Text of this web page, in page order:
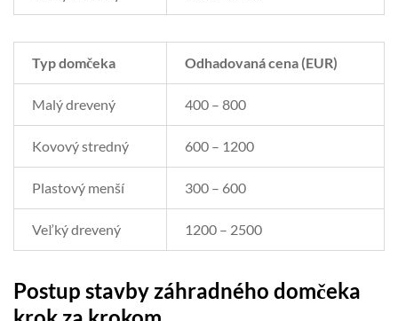
Typ domčeka Odhadovaná cena (EUR)
Malý drevený 400 – 800
Kovový stredný 600 – 1200
Plastový menší 300 – 600
Veľký drevený 1200 – 2500
Postup stavby záhradného domčeka